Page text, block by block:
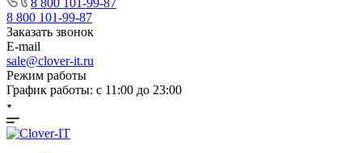
8 800 101-99-87
8 800 101-99-87
Заказать звонок
E-mail
sale@clover-it.ru
Режим работы
График работы: с 11:00 до 23:00